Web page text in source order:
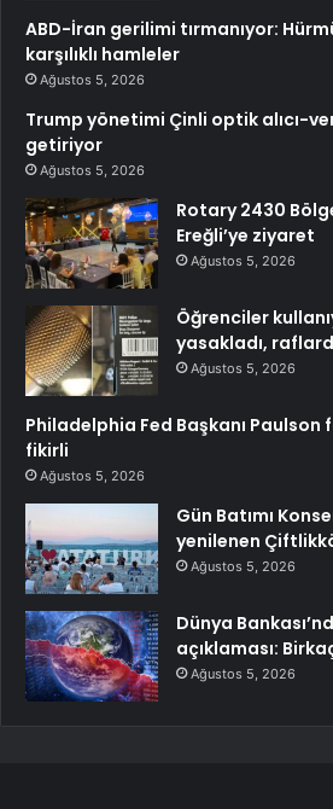
ABD-İran gerilimi tırmanıyor:
karşılıklı hamleler
Ağustos 5, 2026
Trump yönetimi Çinli optik alıcı-
getiriyor
Ağustos 5, 2026
Rotary 2430
Ereğli’ye ziyaret
Ağustos 5, 2026
Öğrenciler
yasakladı,
Ağustos 5, 2026
Philadelphia Fed Başkanı Paulson
fikirli
Ağustos 5, 2026
Gün Batımı
yenilenen
Ağustos 5, 2026
Dünya
açıklaması:
Ağustos 5, 2026